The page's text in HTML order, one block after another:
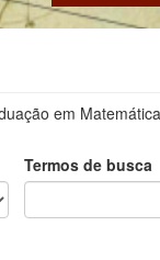
em
Termos de busca